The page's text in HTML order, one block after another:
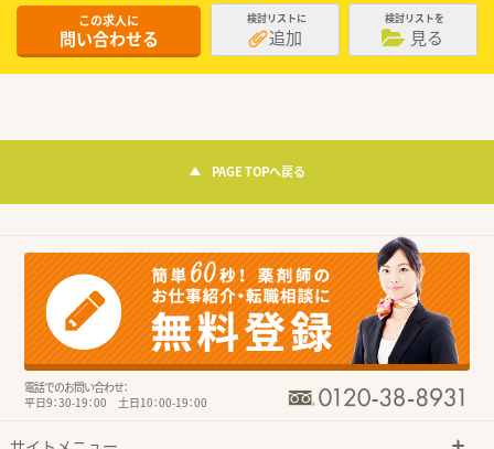
この求人に
問い合わせる
検討リストに
追加
検討リストを
見る
PAGE TOPへ戻る
電話でのお問い合わせ：
平日9：30-19：00 土日10：00-19：00